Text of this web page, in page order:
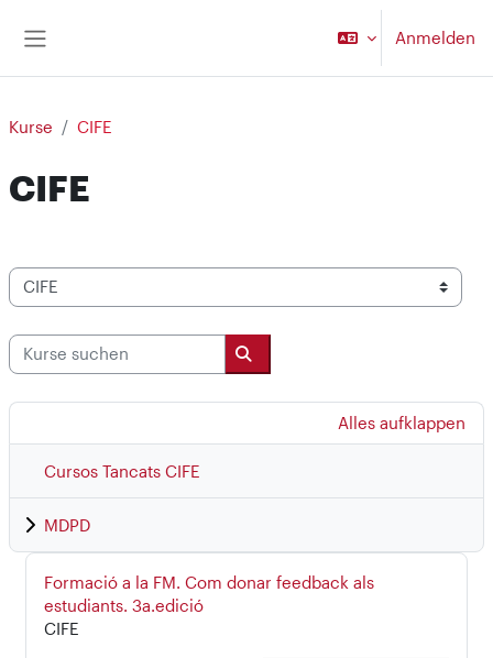
Anmelden
Kurse CIFE
CIFE
Kursbereiche
Kurse suchen
Kurse suchen
Alles aufklappen
Cursos Tancats CIFE
MDPD
Kursname
Formació a la FM. Com donar feedback als
estudiants. 3a.edició
Kursbereich
CIFE